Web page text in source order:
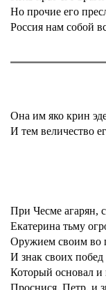
Но прочие его
Россия нам собой
Она им яко крин
И тем величество
При Чесме агарян,
Екатерина тьму
Оружием своим во
И знак своих
Который основал и